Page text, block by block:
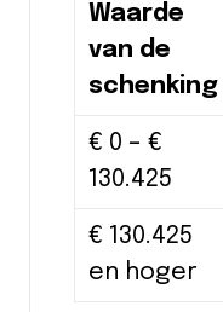
Waarde
van de
schenking
€ 0 – €
130.425
€ 130.425
en hoger